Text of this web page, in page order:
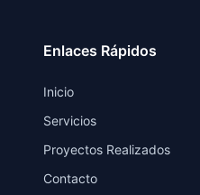
Enlaces Rápidos
Inicio
Servicios
Proyectos Realizados
Contacto